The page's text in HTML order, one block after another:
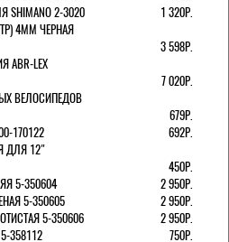
2-3020
1 320Р.
4ММ ЧЕРНАЯ
3 598Р.
ABR-LEX
7 020Р.
ВЕЛОСИПЕДОВ
679Р.
170122
692Р.
ДЛЯ 12"
450Р.
5-350604
2 950Р.
5-350605
2 950Р.
5-350606
2 950Р.
358112
750Р.